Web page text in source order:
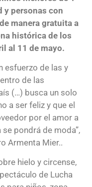
y personas con
manera gratuita a
histórica de los
al 11 de mayo.
esfuerzo de las y
de las
(…) busca un solo
a ser feliz y que el
por el amor a
pondrá de moda”,
Armenta Mier..
hielo y circense,
de Lucha